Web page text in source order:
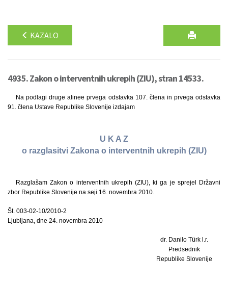
KAZALO
4935. Zakon o interventnih ukrepih (ZIU), stran 14533.
Na podlagi druge alinee prvega odstavka 107. člena in prvega odstavka
91. člena Ustave Republike Slovenije izdajam
U K A Z
o razglasitvi Zakona o interventnih ukrepih (ZIU)
Razglašam Zakon o interventnih ukrepih (ZIU), ki ga je sprejel Državni
zbor Republike Slovenije na seji 16. novembra 2010.
Št. 003-02-10/2010-2
Ljubljana, dne 24. novembra 2010
dr. Danilo Türk l.r.
Predsednik
Republike Slovenije